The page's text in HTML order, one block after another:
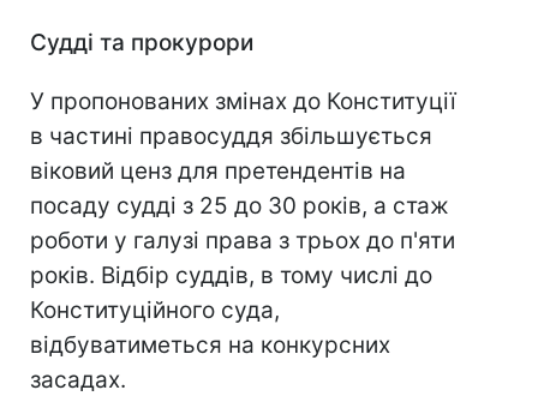
Судді та прокурори
У пропонованих змінах до Конституції
в частині правосуддя збільшується
віковий ценз для претендентів на
посаду судді з 25 до 30 років, а стаж
роботи у галузі права з трьох до п'яти
років. Відбір суддів, в тому числі до
Конституційного суда,
відбуватиметься на конкурсних
засадах.